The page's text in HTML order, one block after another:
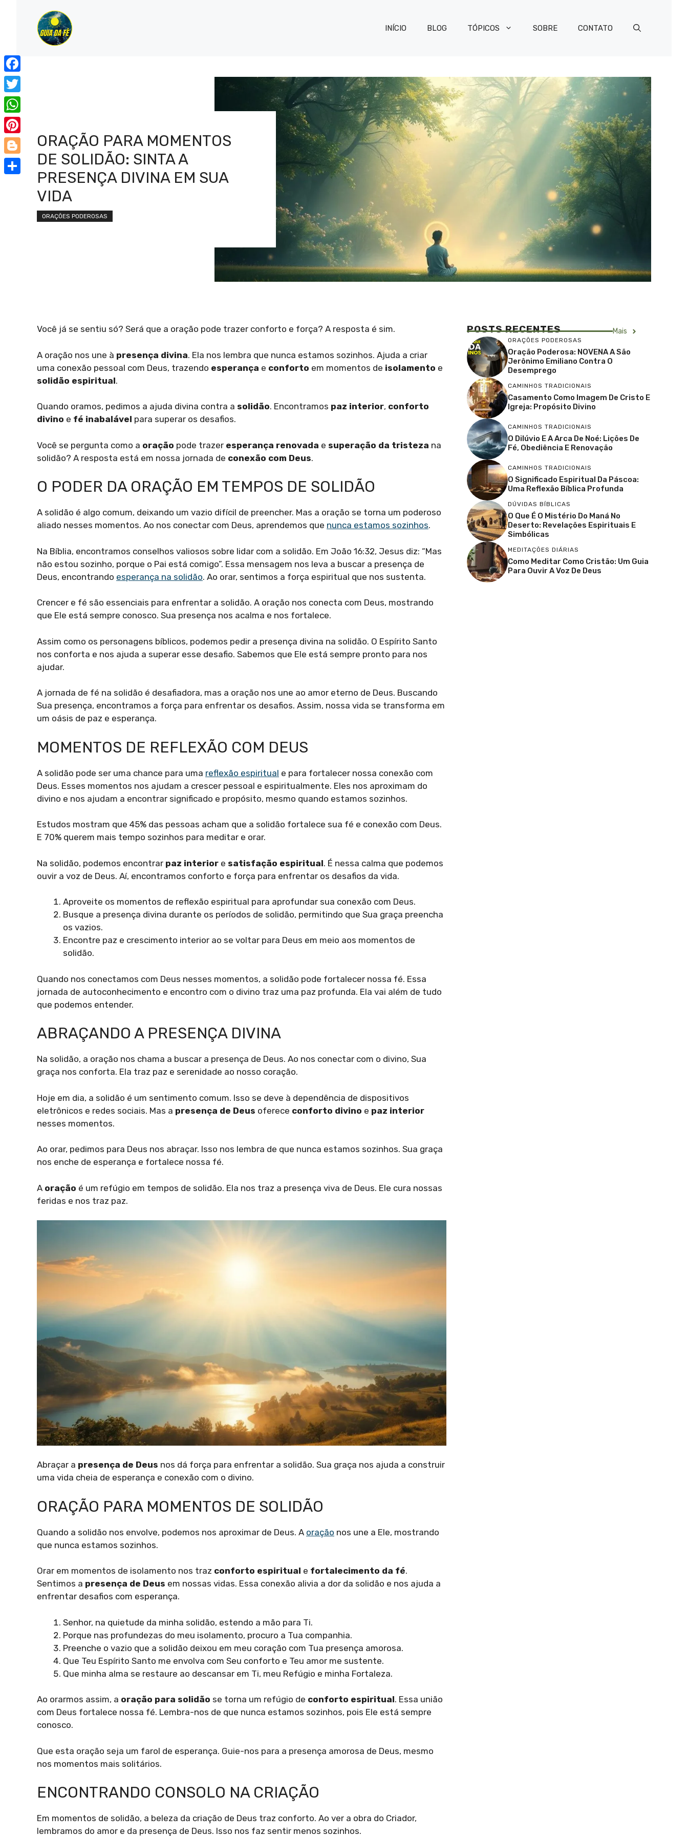
INÍCIO BLOG TÓPICOS SOBRE CONTATO
ORAÇÃO PARA MOMENTOS
DE SOLIDÃO: SINTA A
PRESENÇA DIVINA EM SUA
VIDA
ORAÇÕES PODEROSAS
Você já se sentiu só? Será que a oração pode trazer conforto e força? A resposta é sim.
A oração nos une à presença divina. Ela nos lembra que nunca estamos sozinhos. Ajuda a criar
uma conexão pessoal com Deus, trazendo esperança e conforto em momentos de isolamento e
solidão espiritual.
Quando oramos, pedimos a ajuda divina contra a solidão. Encontramos paz interior, conforto
divino e fé inabalável para superar os desafios.
Você se pergunta como a oração pode trazer esperança renovada e superação da tristeza na
solidão? A resposta está em nossa jornada de conexão com Deus.
O PODER DA ORAÇÃO EM TEMPOS DE SOLIDÃO
A solidão é algo comum, deixando um vazio difícil de preencher. Mas a oração se torna um poderoso
aliado nesses momentos. Ao nos conectar com Deus, aprendemos que nunca estamos sozinhos.
Na Bíblia, encontramos conselhos valiosos sobre lidar com a solidão. Em João 16:32, Jesus diz: “Mas
não estou sozinho, porque o Pai está comigo”. Essa mensagem nos leva a buscar a presença de
Deus, encontrando esperança na solidão. Ao orar, sentimos a força espiritual que nos sustenta.
Crencer e fé são essenciais para enfrentar a solidão. A oração nos conecta com Deus, mostrando
que Ele está sempre conosco. Sua presença nos acalma e nos fortalece.
Assim como os personagens bíblicos, podemos pedir a presença divina na solidão. O Espírito Santo
nos conforta e nos ajuda a superar esse desafio. Sabemos que Ele está sempre pronto para nos
ajudar.
A jornada de fé na solidão é desafiadora, mas a oração nos une ao amor eterno de Deus. Buscando
Sua presença, encontramos a força para enfrentar os desafios. Assim, nossa vida se transforma em
um oásis de paz e esperança.
MOMENTOS DE REFLEXÃO COM DEUS
A solidão pode ser uma chance para uma reflexão espiritual e para fortalecer nossa conexão com
Deus. Esses momentos nos ajudam a crescer pessoal e espiritualmente. Eles nos aproximam do
divino e nos ajudam a encontrar significado e propósito, mesmo quando estamos sozinhos.
Estudos mostram que 45% das pessoas acham que a solidão fortalece sua fé e conexão com Deus.
E 70% querem mais tempo sozinhos para meditar e orar.
Na solidão, podemos encontrar paz interior e satisfação espiritual. É nessa calma que podemos
ouvir a voz de Deus. Aí, encontramos conforto e força para enfrentar os desafios da vida.
Aproveite os momentos de reflexão espiritual para aprofundar sua conexão com Deus.
Busque a presença divina durante os períodos de solidão, permitindo que Sua graça preencha
os vazios.
Encontre paz e crescimento interior ao se voltar para Deus em meio aos momentos de
solidão.
Quando nos conectamos com Deus nesses momentos, a solidão pode fortalecer nossa fé. Essa
jornada de autoconhecimento e encontro com o divino traz uma paz profunda. Ela vai além de tudo
que podemos entender.
ABRAÇANDO A PRESENÇA DIVINA
Na solidão, a oração nos chama a buscar a presença de Deus. Ao nos conectar com o divino, Sua
graça nos conforta. Ela traz paz e serenidade ao nosso coração.
Hoje em dia, a solidão é um sentimento comum. Isso se deve à dependência de dispositivos
eletrônicos e redes sociais. Mas a presença de Deus oferece conforto divino e paz interior
nesses momentos.
Ao orar, pedimos para Deus nos abraçar. Isso nos lembra de que nunca estamos sozinhos. Sua graça
nos enche de esperança e fortalece nossa fé.
A oração é um refúgio em tempos de solidão. Ela nos traz a presença viva de Deus. Ele cura nossas
feridas e nos traz paz.
Abraçar a presença de Deus nos dá força para enfrentar a solidão. Sua graça nos ajuda a construir
uma vida cheia de esperança e conexão com o divino.
ORAÇÃO PARA MOMENTOS DE SOLIDÃO
Quando a solidão nos envolve, podemos nos aproximar de Deus. A oração nos une a Ele, mostrando
que nunca estamos sozinhos.
Orar em momentos de isolamento nos traz conforto espiritual e fortalecimento da fé.
Sentimos a presença de Deus em nossas vidas. Essa conexão alivia a dor da solidão e nos ajuda a
enfrentar desafios com esperança.
Senhor, na quietude da minha solidão, estendo a mão para Ti.
Porque nas profundezas do meu isolamento, procuro a Tua companhia.
Preenche o vazio que a solidão deixou em meu coração com Tua presença amorosa.
Que Teu Espírito Santo me envolva com Seu conforto e Teu amor me sustente.
Que minha alma se restaure ao descansar em Ti, meu Refúgio e minha Fortaleza.
Ao orarmos assim, a oração para solidão se torna um refúgio de conforto espiritual. Essa união
com Deus fortalece nossa fé. Lembra-nos de que nunca estamos sozinhos, pois Ele está sempre
conosco.
Que esta oração seja um farol de esperança. Guie-nos para a presença amorosa de Deus, mesmo
nos momentos mais solitários.
ENCONTRANDO CONSOLO NA CRIAÇÃO
Em momentos de solidão, a beleza da criação de Deus traz conforto. Ao ver a obra do Criador,
lembramos do amor e da presença de Deus. Isso nos faz sentir menos sozinhos.
POSTS RECENTES Mais
ORAÇÕES PODEROSAS
Oração Poderosa: NOVENA A São
Jerônimo Emiliano Contra O
Desemprego
CAMINHOS TRADICIONAIS
Casamento Como Imagem De Cristo E
Igreja: Propósito Divino
CAMINHOS TRADICIONAIS
O Dilúvio E A Arca De Noé: Lições De
Fé, Obediência E Renovação
CAMINHOS TRADICIONAIS
O Significado Espiritual Da Páscoa:
Uma Reflexão Bíblica Profunda
DÚVIDAS BÍBLICAS
O Que É O Mistério Do Maná No
Deserto: Revelações Espirituais E
Simbólicas
MEDITAÇÕES DIÁRIAS
Como Meditar Como Cristão: Um Guia
Para Ouvir A Voz De Deus
Facebook
Twitter
WhatsApp
Pinterest
Blogger